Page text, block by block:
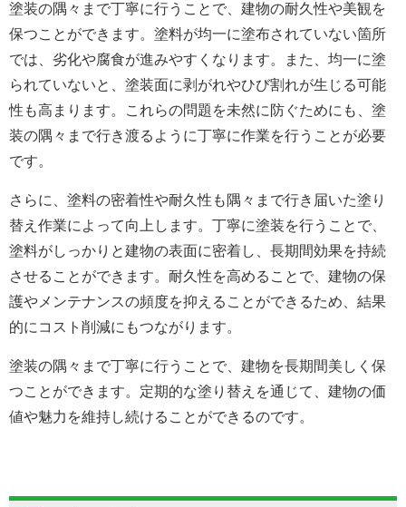
塗装の隅々まで丁寧に行うことで、建物の耐久性や美観を
保つことができます。塗料が均一に塗布されていない箇所
では、劣化や腐食が進みやすくなります。また、均一に塗
られていないと、塗装面に剥がれやひび割れが生じる可能
性も高まります。これらの問題を未然に防ぐためにも、塗
装の隅々まで行き渡るように丁寧に作業を行うことが必要
です。
さらに、塗料の密着性や耐久性も隅々まで行き届いた塗り
替え作業によって向上します。丁寧に塗装を行うことで、
塗料がしっかりと建物の表面に密着し、長期間効果を持続
させることができます。耐久性を高めることで、建物の保
護やメンテナンスの頻度を抑えることができるため、結果
的にコスト削減にもつながります。
塗装の隅々まで丁寧に行うことで、建物を長期間美しく保
つことができます。定期的な塗り替えを通じて、建物の価
値や魅力を維持し続けることができるのです。